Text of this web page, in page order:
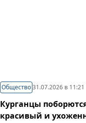
Общество 31.07.2026 в 11:21
Курганцы
красивый и